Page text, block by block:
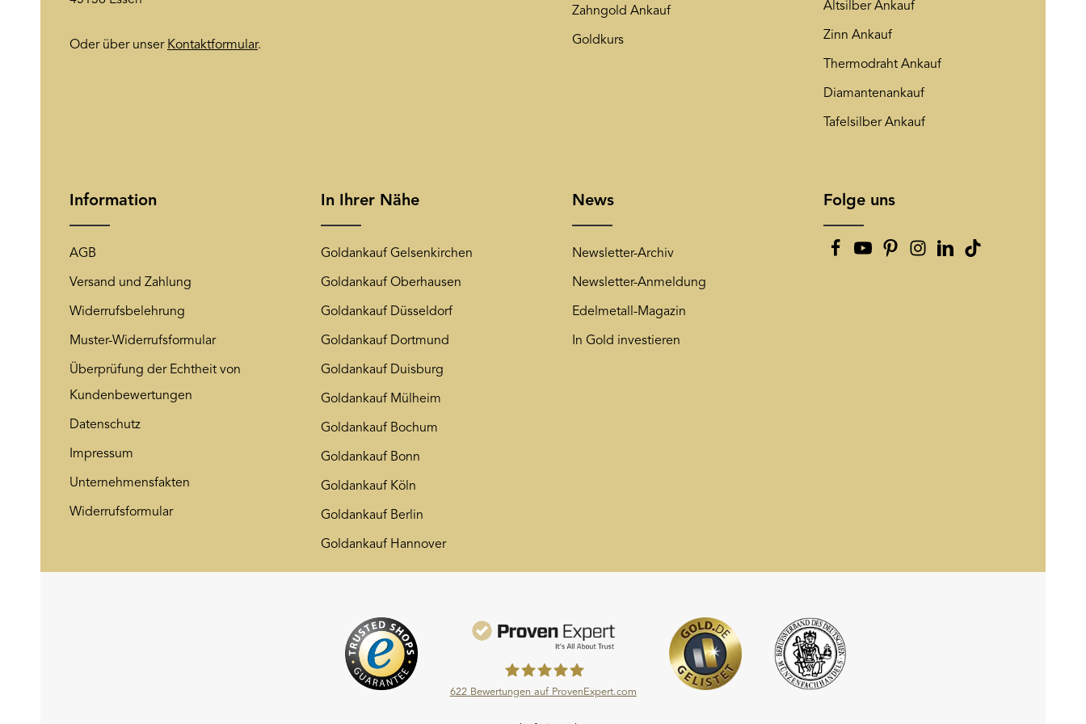
Oder über unser Kontaktformular.
Zahngold Ankauf
Goldkurs
Altsilber Ankauf
Zinn Ankauf
Thermodraht Ankauf
Diamantenankauf
Tafelsilber Ankauf
Information
AGB
Versand und Zahlung
Widerrufsbelehrung
Muster-Widerrufsformular
Überprüfung der Echtheit von
Kundenbewertungen
Datenschutz
Impressum
Unternehmensfakten
Widerrufsformular
In Ihrer Nähe
Goldankauf Gelsenkirchen
Goldankauf Oberhausen
Goldankauf Düsseldorf
Goldankauf Dortmund
Goldankauf Duisburg
Goldankauf Mülheim
Goldankauf Bochum
Goldankauf Bonn
Goldankauf Köln
Goldankauf Berlin
Goldankauf Hannover
News
Newsletter-Archiv
Newsletter-Anmeldung
Edelmetall-Magazin
In Gold investieren
Folge uns
622Bewertungen auf ProvenExpert.com